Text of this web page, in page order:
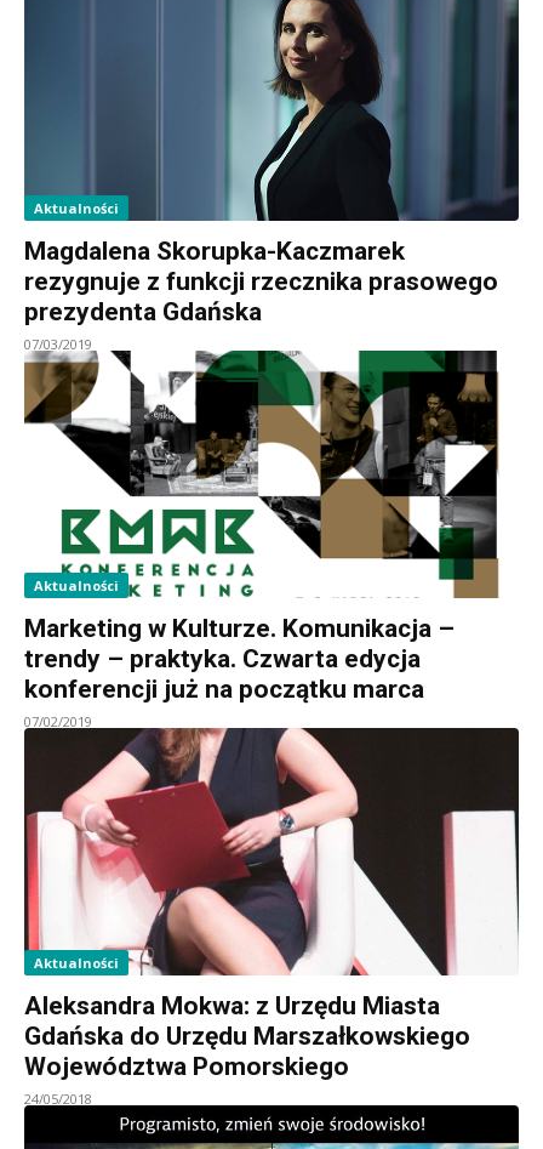
Aktualności
Magdalena Skorupka-Kaczmarek
rezygnuje z funkcji rzecznika prasowego
prezydenta Gdańska
07/03/2019
Aktualności
Marketing w Kulturze. Komunikacja –
trendy – praktyka. Czwarta edycja
konferencji już na początku marca
07/02/2019
Aktualności
Aleksandra Mokwa: z Urzędu Miasta
Gdańska do Urzędu Marszałkowskiego
Województwa Pomorskiego
24/05/2018